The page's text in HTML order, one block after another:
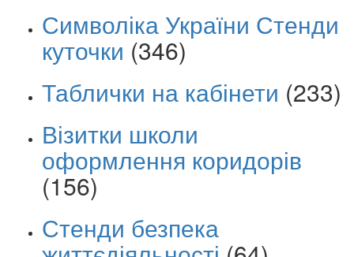
Символіка України Стенди
куточки (346)
Таблички на кабінети (233)
Візитки школи
оформлення коридорів
(156)
Стенди безпека